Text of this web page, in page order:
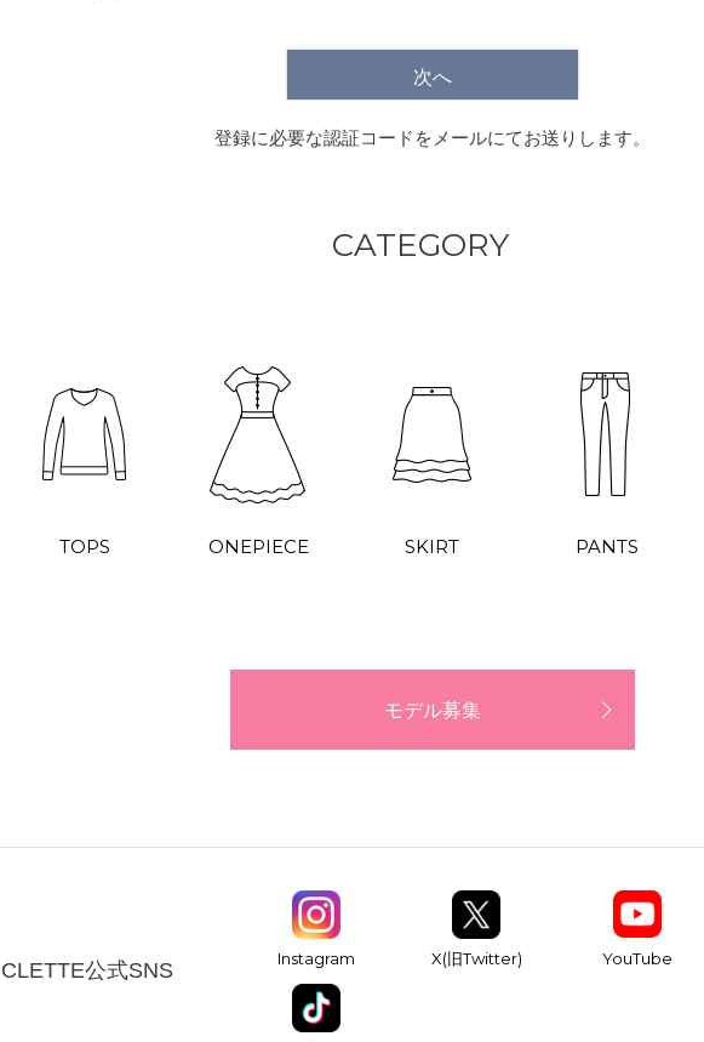
次へ
登録に必要な認証コードをメールにてお送りします。
CATEGORY
TOPS ONEPIECE SKIRT PANTS
モデル募集
CLETTE公式SNS Instagram X(旧Twitter) YouTube